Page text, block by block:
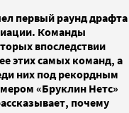
первый раунд драфта
Команды
впоследствии
этих самых команд, а
них под рекордным
«Бруклин Нетс»
почему